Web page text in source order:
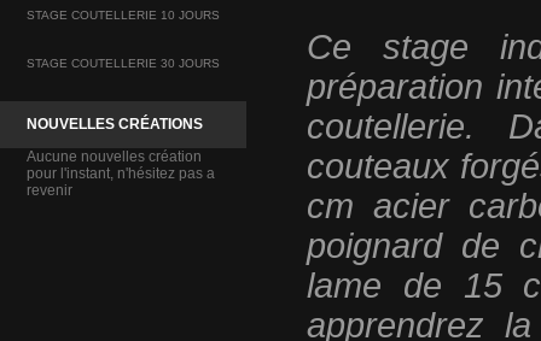
STAGE COUTELLERIE 10 JOURS
STAGE COUTELLERIE 30 JOURS
NOUVELLES CRÉATIONS
Aucune nouvelles création
pour l'instant, n'hésitez pas a
revenir
Ce stage
préparation
coutellerie.
couteaux
cm acier
poignard de
lame de 15
apprendrez